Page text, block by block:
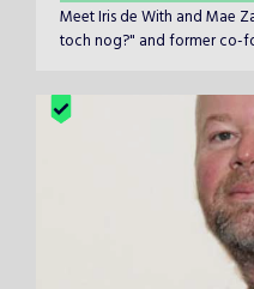
Meet Iris de With and Mae
toch nog?" and former co-
impactful public speakers,
and deep insight...